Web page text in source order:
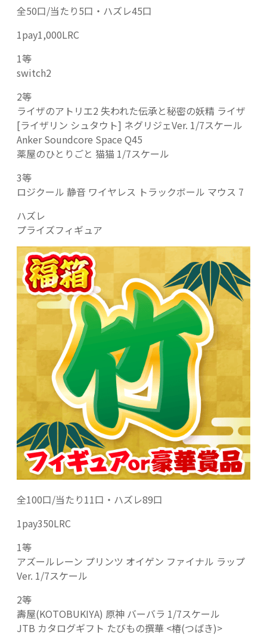
全50口/当たり5口・ハズレ45口
1pay1,000LRC
1等
switch2
2等
ライザのアトリエ2 失われた伝承と秘密の妖精 ライザ
[ライザリン シュタウト] ネグリジェVer. 1/7スケール
Anker Soundcore Space Q45
薬屋のひとりごと 猫猫 1/7スケール
3等
ロジクール 静音 ワイヤレス トラックボール マウス 7
ハズレ
プライズフィギュア
全100口/当たり11口・ハズレ89口
1pay350LRC
1等
アズールレーン プリンツ オイゲン ファイナル ラップ
Ver. 1/7スケール
2等
壽屋(KOTOBUKIYA) 原神 バーバラ 1/7スケール
JTB カタログギフト たびもの撰華 <椿(つばき)>